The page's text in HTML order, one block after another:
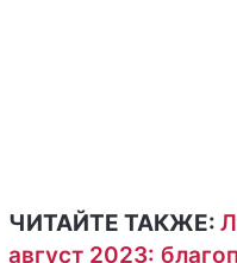
ЧИТАЙТЕ ТАКЖЕ:
август 2023: